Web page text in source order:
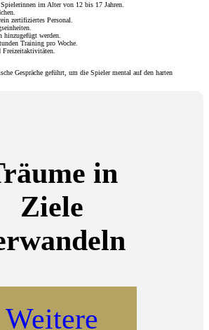
im Alter von 12 bis 17 Jahren.
zertifiziertes Personal.
hinzugefügt werden.
Training pro Woche.
Freizeitaktivitäten.
Gespräche geführt, um die Spieler mental auf den harten
in
Ziele
Weitere